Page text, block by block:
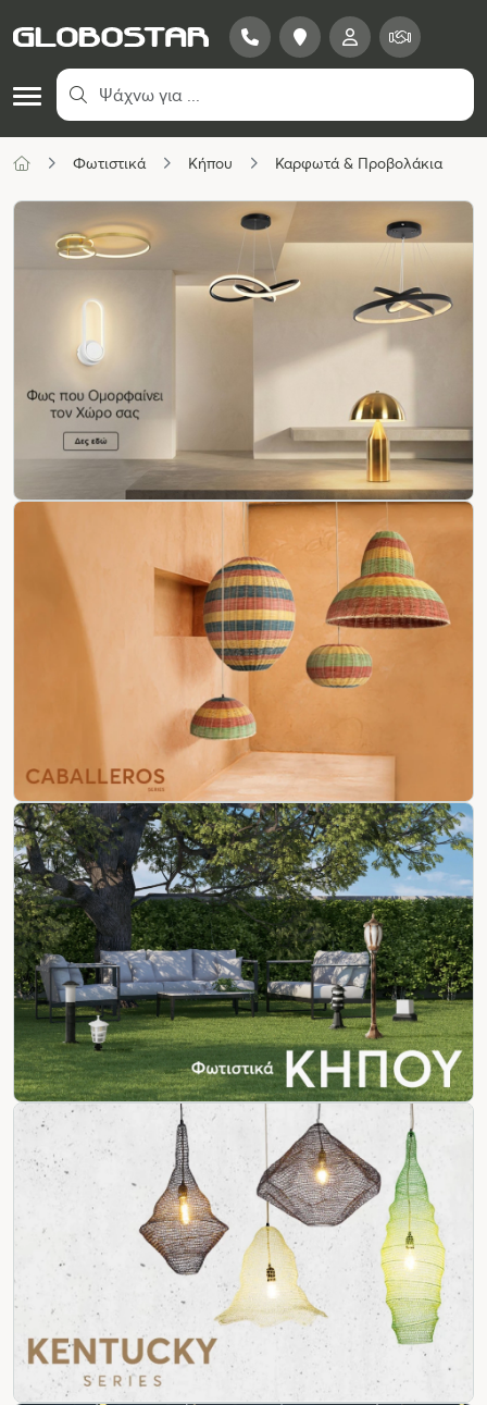
Φωτιστικά Κήπου Καρφωτά & Προβολάκια